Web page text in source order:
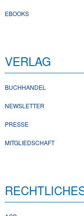
EBOOKS
VERLAG
BUCHHANDEL
NEWSLETTER
PRESSE
MITGLIEDSCHAFT